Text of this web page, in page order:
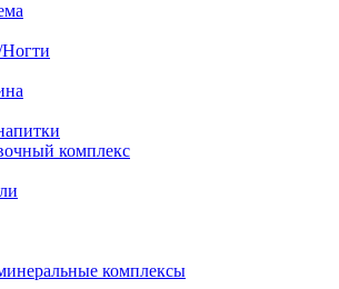
комплекс
комплексы